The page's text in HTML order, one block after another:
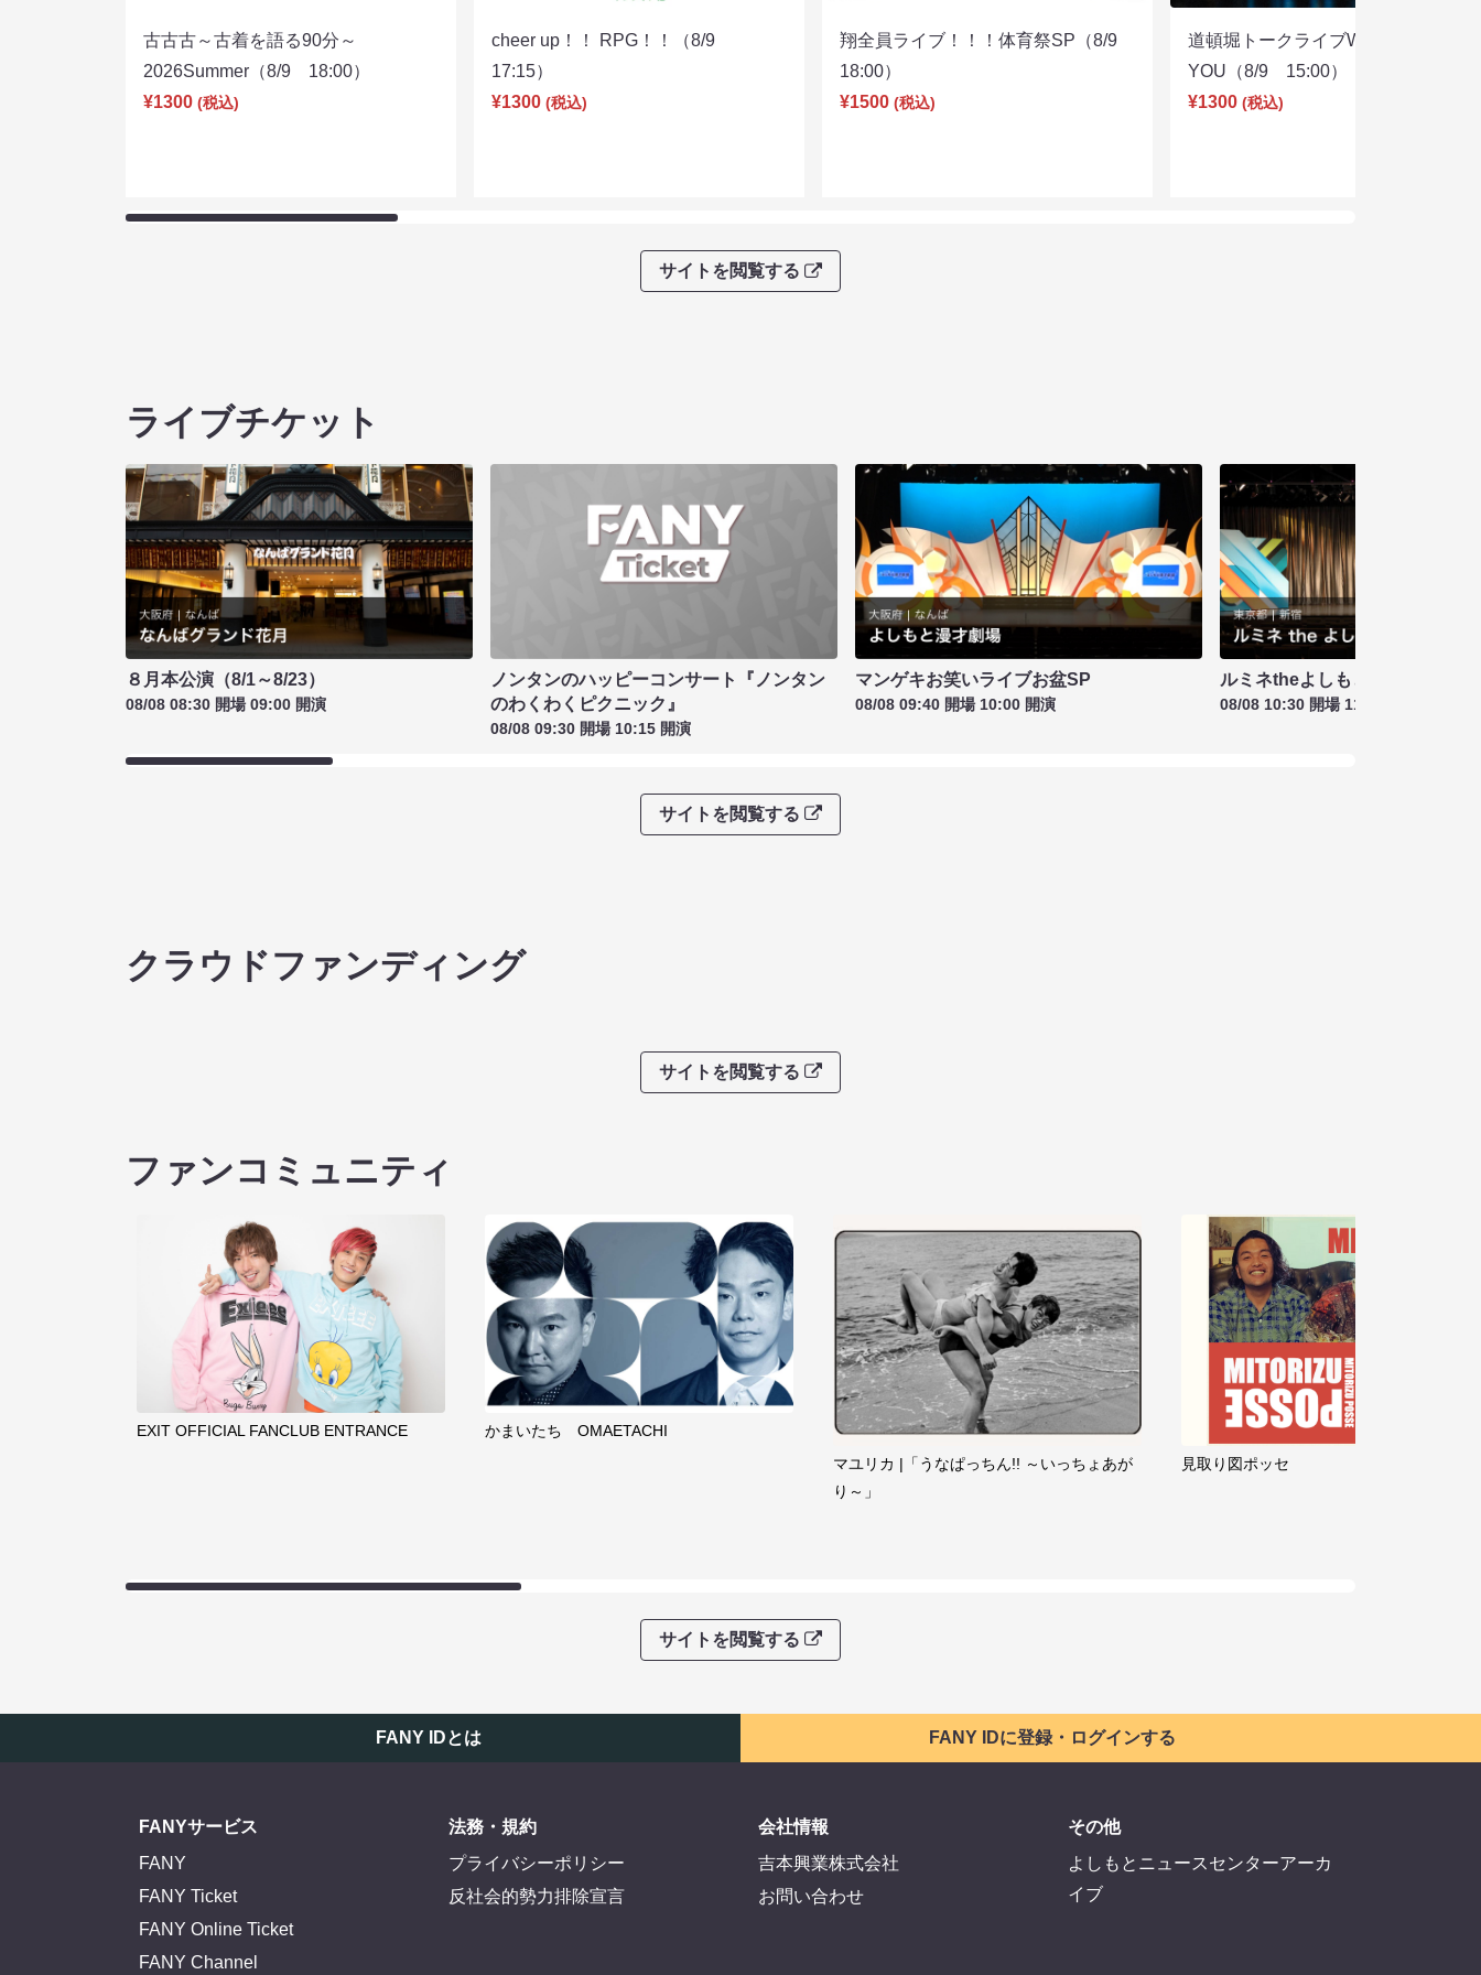
古古古～古着を語る90分～
2026Summer（8/9 18:00）
¥1300 (税込)
cheer up！！ RPG！！（8/9
17:15）
¥1300 (税込)
翔全員ライブ！！！体育祭SP（8/9
18:00）
¥1500 (税込)
道頓堀トークライブWITH
YOU（8/9 15:00）
¥1300 (税込)
サイトを閲覧する
ライブチケット
８月本公演（8/1～8/23）
08/08 08:30 開場 09:00 開演
ノンタンのハッピーコンサート『ノンタン
のわくわくピクニック』
08/08 09:30 開場 10:15 開演
マンゲキお笑いライブお盆SP
08/08 09:40 開場 10:00 開演
ルミネtheよしもと お盆特別興行
08/08 10:30 開場 11:00 開演
サイトを閲覧する
クラウドファンディング
サイトを閲覧する
ファンコミュニティ
EXIT OFFICIAL FANCLUB ENTRANCE
かまいたち OMAETACHI
マユリカ |「うなぱっちん!! ～いっちょあが
り～」
見取り図ポッセ
サイトを閲覧する
FANY IDとは FANY IDに登録・ログインする
FANYサービス
FANY
FANY Ticket
FANY Online Ticket
FANY Channel
法務・規約
プライバシーポリシー
反社会的勢力排除宣言
会社情報
吉本興業株式会社
お問い合わせ
その他
よしもとニュースセンターアーカ
イブ